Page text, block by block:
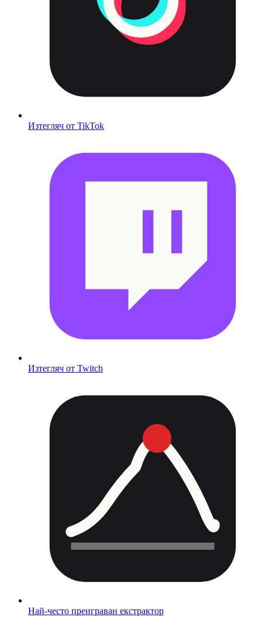
Изтегляч от TikTok
Изтегляч от Twitch
Най-често преиграван екстрактор